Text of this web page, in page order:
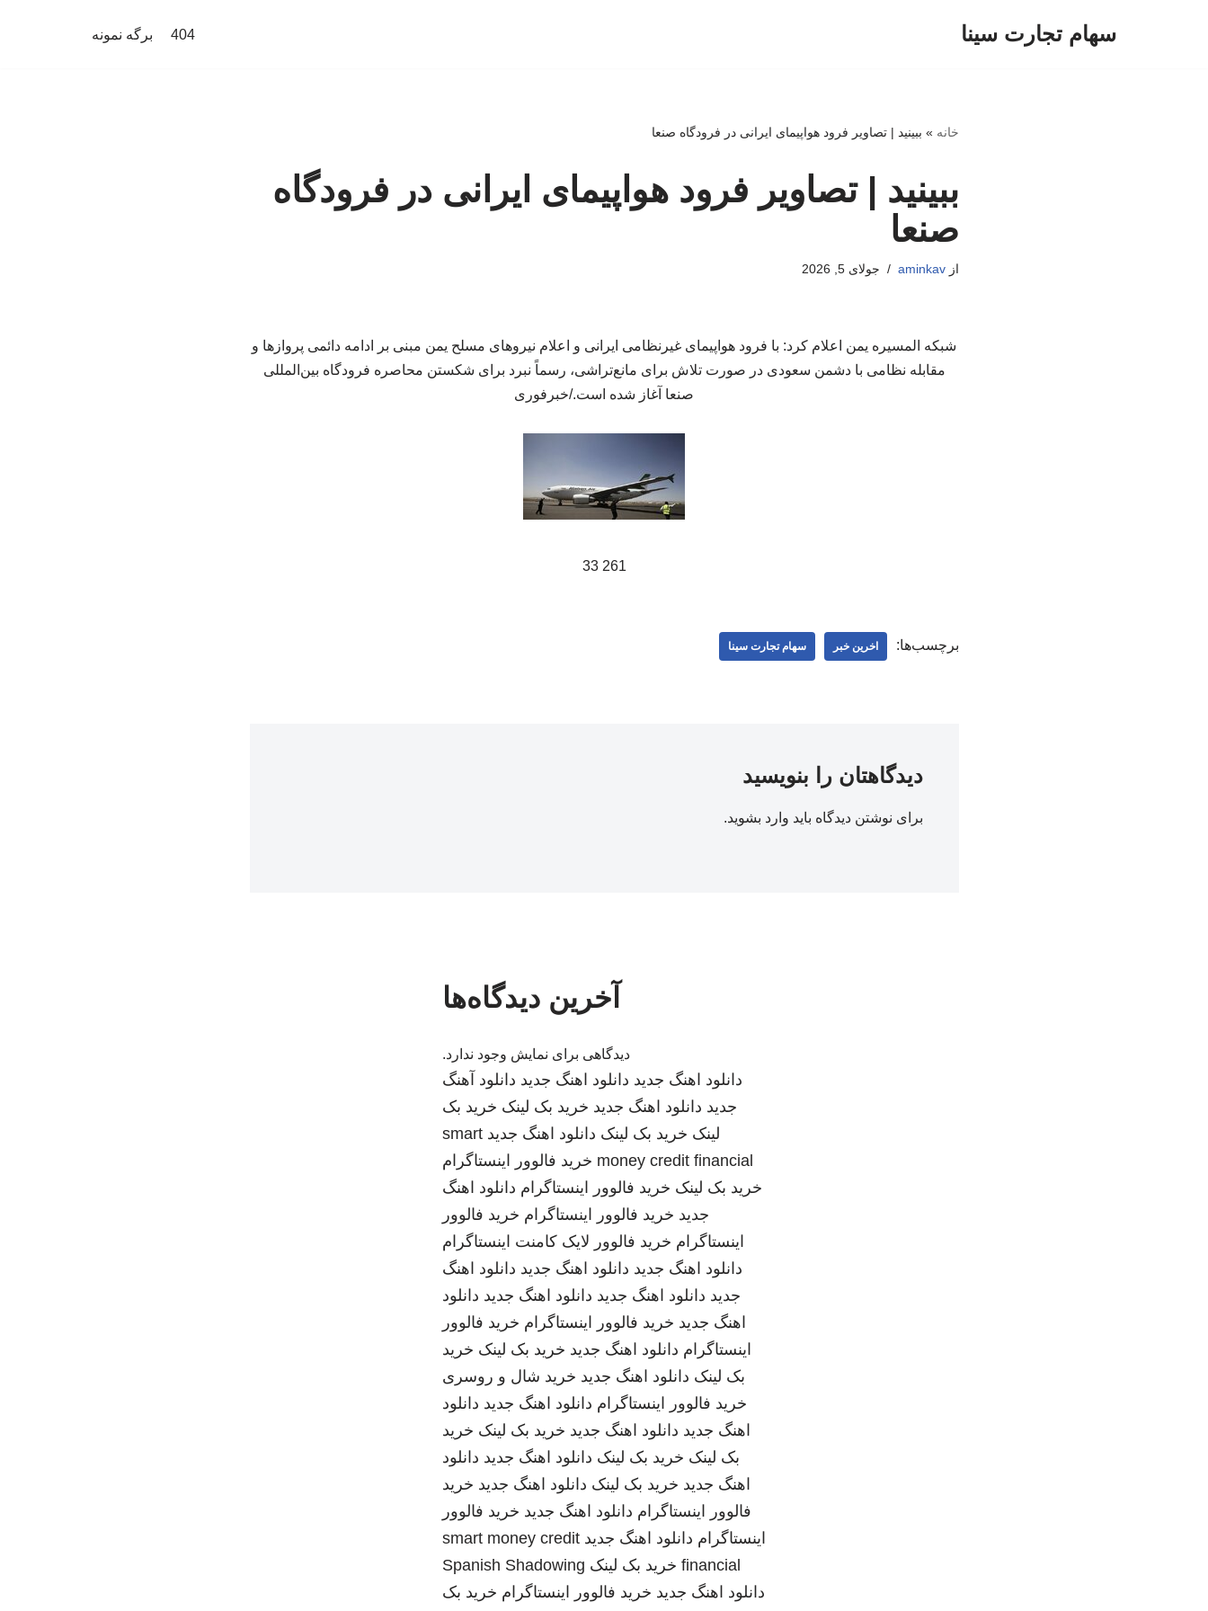
سهام تجارت سینا 404 برگه نمونه
خانه » ببینید | تصاویر فرود هواپیمای ایرانی در فرودگاه صنعا
ببینید | تصاویر فرود هواپیمای ایرانی در فرودگاه
صنعا
ازaminkav جولای 5, 2026
شبکه المسیره یمن اعلام کرد: با فرود هواپیمای غیرنظامی ایرانی و اعلام نیروهای مسلح یمن مبنی بر ادامه دائمی پروازها و
مقابله نظامی با دشمن سعودی در صورت تلاش برای مانع‌تراشی، رسماً نبرد برای شکستن محاصره فرودگاه بین‌المللی
صنعا آغاز شده است./خبرفوری
261 33
برچسب‌ها: اخرین خبر سهام تجارت سینا
دیدگاهتان را بنویسید
برای نوشتن دیدگاه باید وارد بشوید.
آخرین دیدگاه‌ها
دیدگاهی برای نمایش وجود ندارد.
دانلود اهنگ جدید دانلود اهنگ جدید دانلود آهنگ
جدید دانلود اهنگ جدید خرید بک لینک خرید بک
لینک خرید بک لینک دانلود اهنگ جدید smart
money credit financial خرید فالوور اینستاگرام
خرید بک لینک خرید فالوور اینستاگرام دانلود اهنگ
جدید خرید فالوور اینستاگرام خرید فالوور
اینستاگرام خرید فالوور لایک کامنت اینستاگرام
دانلود اهنگ جدید دانلود اهنگ جدید دانلود اهنگ
جدید دانلود اهنگ جدید دانلود اهنگ جدید دانلود
اهنگ جدید خرید فالوور اینستاگرام خرید فالوور
اینستاگرام دانلود اهنگ جدید خرید بک لینک خرید
بک لینک دانلود اهنگ جدید خرید شال و روسری
خرید فالوور اینستاگرام دانلود اهنگ جدید دانلود
اهنگ جدید دانلود اهنگ جدید خرید بک لینک خرید
بک لینک خرید بک لینک دانلود اهنگ جدید دانلود
اهنگ جدید خرید بک لینک دانلود اهنگ جدید خرید
فالوور اینستاگرام دانلود اهنگ جدید خرید فالوور
اینستاگرام دانلود اهنگ جدید smart money credit
financial خرید بک لینک Spanish Shadowing
دانلود اهنگ جدید خرید فالوور اینستاگرام خرید بک